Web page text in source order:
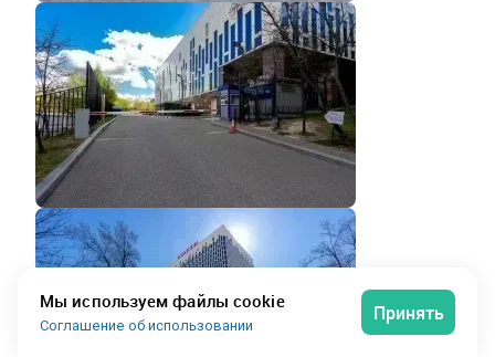
Мы используем файлы cookie
Соглашение об использовании
Принять